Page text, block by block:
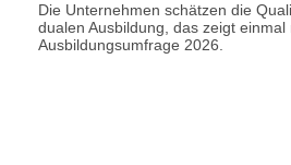
Die Unternehmen schätzen die
dualen Ausbildung, das zeigt einmal
Ausbildungsumfrage 2026.